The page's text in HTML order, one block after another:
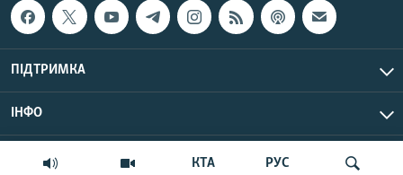
КТА РУС
ПІДТРИМКА
ІНФО
© Крим.Реалії, 2026 | Усі права застережено.